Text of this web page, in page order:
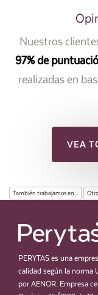
Nuestros
97% de
realizadas en
VEA
También trabajamos en...
PERYTAS es una
calidad según la norma
por AENOR. Empresa